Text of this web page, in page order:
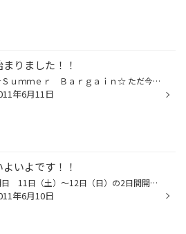
まりました！！
☆Ｓｕｍｍｅｒ Ｂａｒｇａｉｎ☆ ただ今、デモカーが来ております（≧∀≦）/ 店内ホイールも大特価にて大放出～！！ 雨が降っている中、たくさんの方にお越し頂いております！ ありがとうございます（＾＾） 皆様のご来店 お待ちしておりま～す♪
年6月11日
よいよです！！
明日 11日（土）～12日（日）の2日間開催されます 『サマーバーゲン』 の 準備をしています（＾Ο＾）/ 地デジ・ナビの相談会＆即売会！！ 車高調でお悩みの方！プロのスタッフが解決！！ タイヤ・ホイール 店内在庫ホイールが大特価！！ そして！！ 今回もクスコ・ヴァカンツァ車高調でおなじみ...
年6月10日